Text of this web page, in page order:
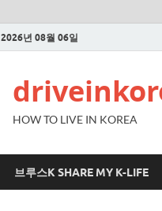
2026년 08월 06일
HOW TO LIVE IN KOREA
브루스K SHARE MY K-LIFE